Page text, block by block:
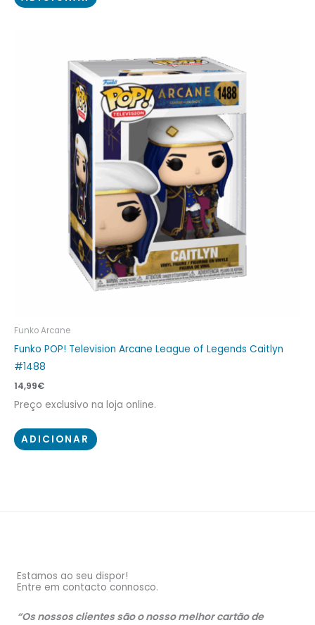
Funko Arcane
Funko POP! Television Arcane League of Legends Caitlyn
#1488
14,99€
Preço exclusivo na loja online.
ADICIONAR
Estamos ao seu dispor!
Entre em contacto connosco.
“Os nossos clientes são o nosso melhor cartão de